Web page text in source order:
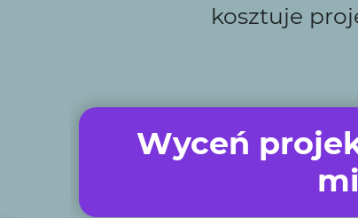
na Twoje oczekiwania.
na każdym etapie realizacji projektu
z praktycznymi poradami.
kosztuje
Wyceń